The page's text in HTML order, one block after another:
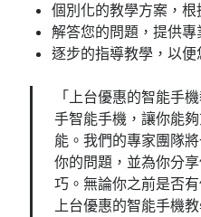
個別化的教學方案，
解答您的問題，提供
逐步的指導教學，以
「上台優惠的智能手
手智能手機，讓你能
能。我們的專家團隊
你的問題，並為你分
巧。無論你之前是否
上台優惠的智能手機